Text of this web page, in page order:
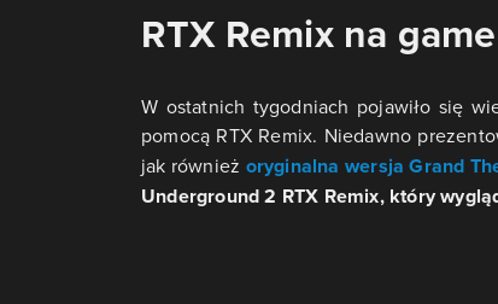
RTX Remix na
W ostatnich tygodniach pojawiło się
pomocą RTX Remix. Niedawno
jak również oryginalna wersja Grand
Underground 2 RTX Remix, który